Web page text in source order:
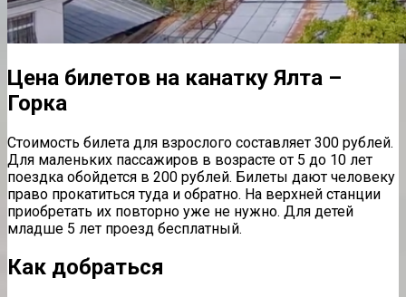
Цена билетов на канатку Ялта –
Горка
Стоимость билета для взрослого составляет 300 рублей.
Для маленьких пассажиров в возрасте от 5 до 10 лет
поездка обойдется в 200 рублей. Билеты дают человеку
право прокатиться туда и обратно. На верхней станции
приобретать их повторно уже не нужно. Для детей
младше 5 лет проезд бесплатный.
Как добраться